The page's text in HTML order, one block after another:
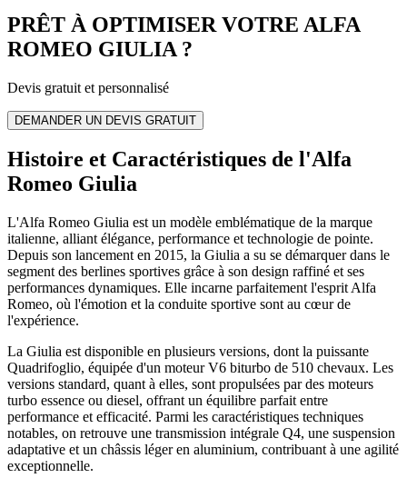
PRÊT À OPTIMISER VOTRE ALFA
ROMEO GIULIA ?
Devis gratuit et personnalisé
DEMANDER UN DEVIS GRATUIT
Histoire et Caractéristiques de l'Alfa
Romeo Giulia
L'Alfa Romeo Giulia est un modèle emblématique de la marque
italienne, alliant élégance, performance et technologie de pointe.
Depuis son lancement en 2015, la Giulia a su se démarquer dans le
segment des berlines sportives grâce à son design raffiné et ses
performances dynamiques. Elle incarne parfaitement l'esprit Alfa
Romeo, où l'émotion et la conduite sportive sont au cœur de
l'expérience.
La Giulia est disponible en plusieurs versions, dont la puissante
Quadrifoglio, équipée d'un moteur V6 biturbo de 510 chevaux. Les
versions standard, quant à elles, sont propulsées par des moteurs
turbo essence ou diesel, offrant un équilibre parfait entre
performance et efficacité. Parmi les caractéristiques techniques
notables, on retrouve une transmission intégrale Q4, une suspension
adaptative et un châssis léger en aluminium, contribuant à une agilité
exceptionnelle.